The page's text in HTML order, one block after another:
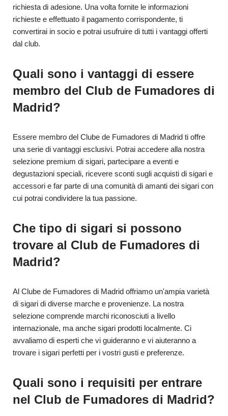
richiesta di adesione. Una volta fornite le informazioni
richieste e effettuato il pagamento corrispondente, ti
convertirai in socio e potrai usufruire di tutti i vantaggi offerti
dal club.
Quali sono i vantaggi di essere
membro del Club de Fumadores di
Madrid?
Essere membro del Clube de Fumadores di Madrid ti offre
una serie di vantaggi esclusivi. Potrai accedere alla nostra
selezione premium di sigari, partecipare a eventi e
degustazioni speciali, ricevere sconti sugli acquisti di sigari e
accessori e far parte di una comunità di amanti dei sigari con
cui potrai condividere la tua passione.
Che tipo di sigari si possono
trovare al Club de Fumadores di
Madrid?
Al Clube de Fumadores di Madrid offriamo un'ampia varietà
di sigari di diverse marche e provenienze. La nostra
selezione comprende marchi riconosciuti a livello
internazionale, ma anche sigari prodotti localmente. Ci
avvaliamo di esperti che vi guideranno e vi aiuteranno a
trovare i sigari perfetti per i vostri gusti e preferenze.
Quali sono i requisiti per entrare
nel Club de Fumadores di Madrid?